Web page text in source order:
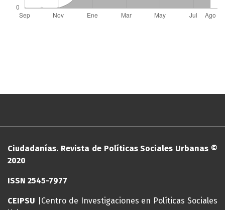
Ciudadanías. Revista de Políticas Sociales Urbanas ©
2020
ISSN 2545-7977
CEIPSU
|Centro de Investigaciones en Políticas Sociales